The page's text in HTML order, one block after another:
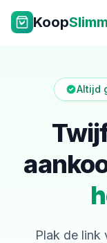
Ga naar inhoud
Koop
NL|EN
Altijd
Plak de link